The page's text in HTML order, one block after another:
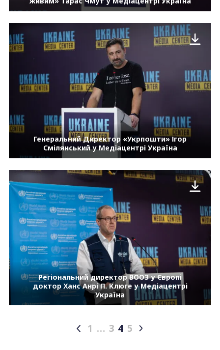
Генеральний Директор «Укрпошти» Ігор
Смілянський у Медіацентрі Україна
Регіональний директор ВООЗ у Європі
доктор Ханс Анрі П. Клюге у Медіацентрі
Україна
1 … 3 4 5